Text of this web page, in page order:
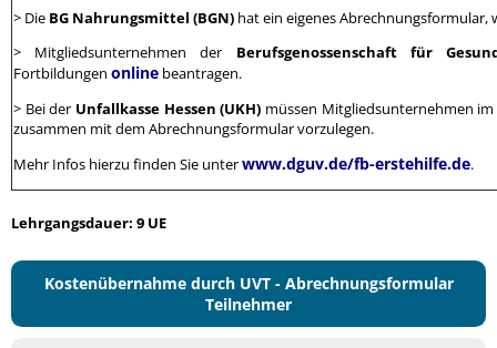
> Die BG Nahrungsmittel (BGN) hat ein eigenes Abrechnungsformular,
> Mitgliedsunternehmen der Berufsgenossenschaft für
Fortbildungen online beantragen.
> Bei der Unfallkasse Hessen (UKH) müssen Mitgliedsunternehmen
zusammen mit dem Abrechnungsformular vorzulegen.
Mehr Infos hierzu finden Sie unterwww.dguv.de/fb-erstehilfe.de.
Lehrgangsdauer: 9 UE
Kostenübernahme durch UVT - Abrechnungsformular
Teilnehmer